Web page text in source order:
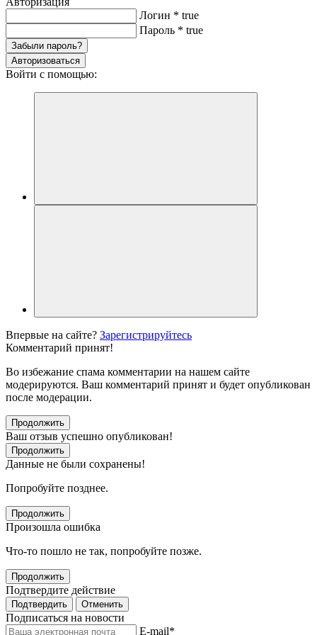
Логин * true
Пароль * true
Забыли пароль?
Авторизоваться
Войти с помощью:
Впервые на сайте? Зарегистрируйтесь
Комментарий принят!
Во избежание спама комментарии на нашем сайте
модерируются. Ваш комментарий принят и будет опубликован
после модерации.
Продолжить
Ваш отзыв успешно опубликован!
Продолжить
Данные не были сохранены!
Попробуйте позднее.
Продолжить
Произошла ошибка
Что-то пошло не так, попробуйте позже.
Продолжить
Подтвердите действие
Подтвердить Отменить
Подписаться на новости
E-mail*